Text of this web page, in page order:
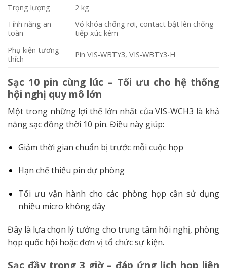
Trọng lượng
2 kg
Tính năng an
toàn
Vỏ khóa chống rơi, contact bật lên chống
tiếp xúc kém
Phụ kiện tương
thích
Pin VIS-WBTY3, VIS-WBTY3-H
Sạc 10 pin cùng lúc – Tối ưu cho hệ thống
hội nghị quy mô lớn
Một trong những lợi thế lớn nhất của VIS-WCH3 là khả
năng sạc đồng thời 10 pin. Điều này giúp:
Giảm thời gian chuẩn bị trước mỗi cuộc họp
Hạn chế thiếu pin dự phòng
Tối ưu vận hành cho các phòng họp cần sử dụng
nhiều micro không dây
Đây là lựa chọn lý tưởng cho trung tâm hội nghị, phòng
họp quốc hội hoặc đơn vị tổ chức sự kiện.
Sạc đầy trong 3 giờ – đáp ứng lịch họp liên